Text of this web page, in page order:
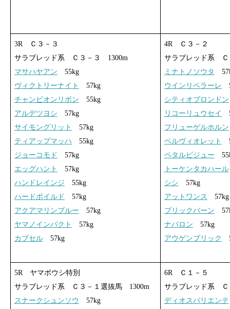
3R Ｃ３－３
サラブレッド系 Ｃ３－３ 1300m
マサハヤアン 55kg
ヴィクトリーナイト
57kg
チャンピオンリボン 55kg
アルデツヨシ 57kg
サイモングリット
57kg
ティアップマッハ 55kg
ジョーコモド
57kg
エッグハント
57kg
ハンドレインジ 55kg
ハードボイルド
57kg
アクアマリンブルー 57kg
ヤマノインパクト
57kg
カプセル57kg
4R Ｃ３－２
サラブレッド系
ミナトノソウタ
ウインリベラーレ
シティオブロンドン
リコーリュウセイ
フリューゲルホルン
ベルヴィオレット
ペタルビジュー
トーケンタカハール
シシ 57kg
アットワンス
57kg
ブリックバーン
ナバロン 57kg
アウゲンブリック
5R ヤマボウシ特別
サラブレッド系 Ｃ３－１選抜馬 1300m
スナークシュンソウ
57kg
6R Ｃ１－５
サラブレッド系
ディオスバリエンテ